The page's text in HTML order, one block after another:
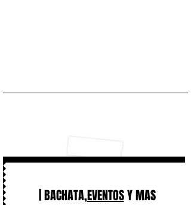
| BACHATA,EVENTOSY MAS